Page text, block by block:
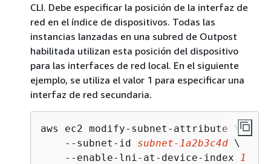
CLI. Debe especificar la posición de la interfaz de
red en el índice de dispositivos. Todas las
instancias lanzadas en una subred de Outpost
habilitada utilizan esta posición del dispositivo
para las interfaces de red local. En el siguiente
ejemplo, se utiliza el valor 1 para especificar una
interfaz de red secundaria.
aws ec2 modify-subnet-attribute \
    --subnet-id
subnet-1a2b3c4d \
    --enable-lni-at-device-index
1